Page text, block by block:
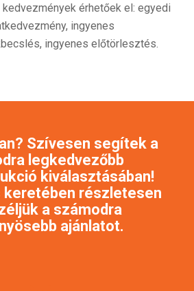
kedvezmények érhetőek el: egyedi
ingyenes
ingyenes előtörlesztés.
Szívesen segítek a
legkedvezőbb
kiválasztásában!
keretében részletesen
a számodra
ajánlatot.